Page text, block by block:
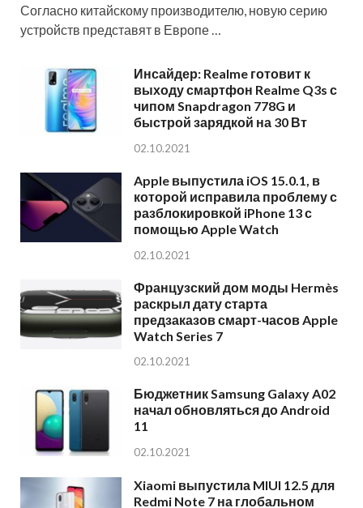
Согласно китайскому производителю, новую серию
устройств представят в Европе …
Инсайдер: Realme готовит к
выходу смартфон Realme Q3s с
чипом Snapdragon 778G и
быстрой зарядкой на 30 Вт
02.10.2021
Apple выпустила iOS 15.0.1, в
которой исправила проблему с
разблокировкой iPhone 13 с
помощью Apple Watch
02.10.2021
Французский дом моды Hermès
раскрыл дату старта
предзаказов смарт-часов Apple
Watch Series 7
02.10.2021
Бюджетник Samsung Galaxy A02
начал обновляться до Android
11
02.10.2021
Xiaomi выпустила MIUI 12.5 для
Redmi Note 7 на глобальном